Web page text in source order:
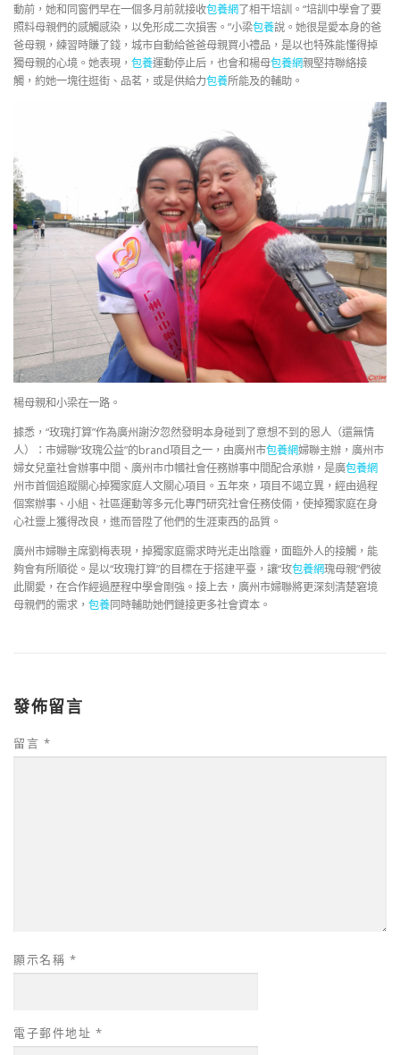
動前，她和同窗們早在一個多月前就接收包養網了相干培訓。“培訓中學會了要
照料母親們的感觸感染，以免形成二次損害。”小梁包養說。她很是愛本身的爸
爸母親，練習時賺了錢，城市自動給爸爸母親買小禮品，是以也特殊能懂得掉
獨母親的心境。她表現， 包養運動停止后，也會和楊母包養網親堅持聯絡接
觸，約她一塊往逛街、品茗，或是供給力包養所能及的輔助。
楊母親和小梁在一路。
據悉，“玫瑰打算”作為廣州謝汐忽然發明本身碰到了意想不到的恩人（還無情
人）：市婦聯“玫瑰公益”的brand項目之一，由廣州市包養網婦聯主辦，廣州市
婦女兒童社會辦事中間、廣州市巾幗社會任務辦事中間配合承辦，是廣包養網
州市首個追蹤關心掉獨家庭人文關心項目。五年來，項目不竭立異，經由過程
個案辦事、小組、社區運動等多元化專門研究社會任務伎倆，使掉獨家庭在身
心社靈上獲得改良，進而晉陞了他們的生涯東西的品質。
廣州市婦聯主席劉梅表現，掉獨家庭需求時光走出陰霾，面臨外人的接觸，能
夠會有所順從。是以“玫瑰打算”的目標在于搭建平臺，讓“玫包養網瑰母親”們彼
此關愛，在合作經過歷程中學會剛強。接上去，廣州市婦聯將更深刻清楚窘境
母親們的需求， 包養同時輔助她們鏈接更多社會資本。
發佈留言
留言 *
顯示名稱 *
電子郵件地址 *